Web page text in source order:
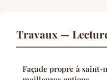
Travaux —
Façade propre à